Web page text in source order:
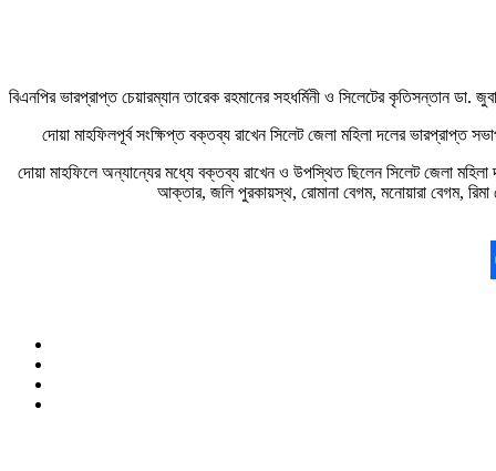
বিএনপির ভারপ্রাপ্ত চেয়ারম্যান তারেক রহমানের সহধর্মিনী ও সিলেটের কৃতিসন্তান
দোয়া মাহফিলপূর্ব সংক্ষিপ্ত বক্তব্য রাখেন সিলেট জেলা মহিলা দলের ভারপ্রাপ্ত
দোয়া মাহফিলে অন্যান্যের মধ্যে বক্তব্য রাখেন ও উপস্থিত ছিলেন সিলেট জেলা মহিলা
আক্তার, জলি পুরকায়স্থ, রোমানা বেগম, মনোয়ারা বেগম,